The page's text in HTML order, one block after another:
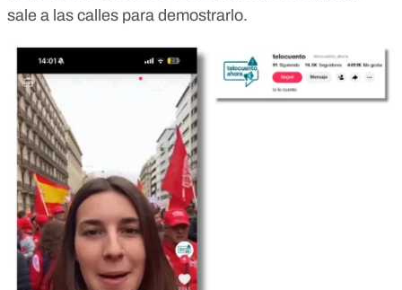
sale a las calles para demostrarlo.